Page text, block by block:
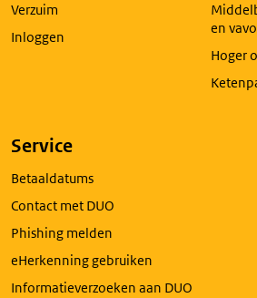
Verzuim
Inloggen
en vavo
Hoger
Service
Betaaldatums
Contact met DUO
Phishing melden
eHerkenning gebruiken
Informatieverzoeken aan DUO